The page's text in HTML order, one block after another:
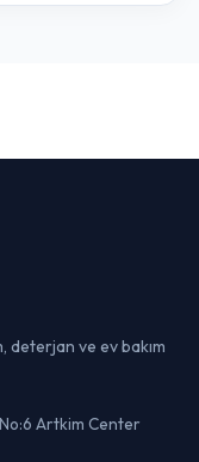
deterjan ve ev bakım
No:6 Artkim Center